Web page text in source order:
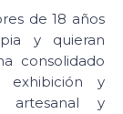
de 18 años
y quieran
consolidado
y
artesanal y